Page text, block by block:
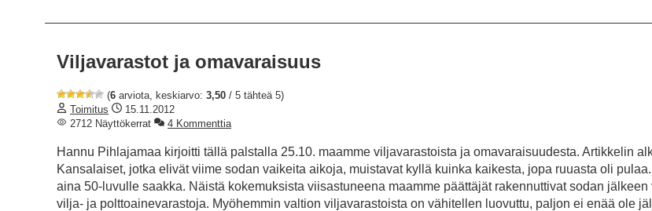
Viljavarastot ja omavaraisuus
(6 arviota, keskiarvo: 3,50 / 5 tähteä 5)
Toimitus
15.11.2012
2712 Näyttökerrat
4 Kommenttia
Hannu Pihlajamaa kirjoitti tällä palstalla 25.10. maamme viljavarastoista ja omavaraisuudesta. Artikkelin
Kansalaiset, jotka elivät viime sodan vaikeita aikoja, muistavat kyllä kuinka kaikesta, jopa ruuasta oli
aina 50-luvulle saakka. Näistä kokemuksista viisastuneena maamme päättäjät rakennuttivat sodan jälkeen
vilja- ja polttoainevarastoja. Myöhemmin valtion viljavarastoista on vähitellen luovuttu, paljon ei enää ole